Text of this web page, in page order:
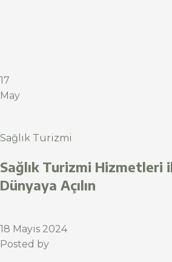
17
May
Sağlık Turizmi
Sağlık Turizmi Hizmetleri
Dünyaya Açılın
18 Mayıs 2024
Posted by